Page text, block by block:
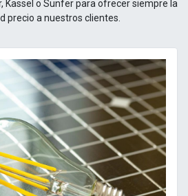
Kassel o Sunfer para ofrecer siempre la
precio a nuestros clientes.